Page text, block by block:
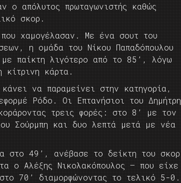
ο απόλυτος πρωταγωνιστής καθώς
σκορ.
χαμογέλασαν. Με ένα σουτ του
η ομάδα του Νίκου Παπαδόπουλου
παίκτη λιγότερο από το 85’, λόγω
κίτρινη κάρτα.
να παραμείνει στην κατηγορία,
Ρόδο. Οι Επτανήσιοι του Δημήτρη
τρεις φορές: στο 8’ με τον
Σούρμπη και δυο λεπτά μετά με νέα
στο 49’, ανέβασε το δείκτη του σκορ
ο Αλέξης Νικολακόπουλος – που είχε
70’ διαμορφώνοντας το τελικό 5-0.